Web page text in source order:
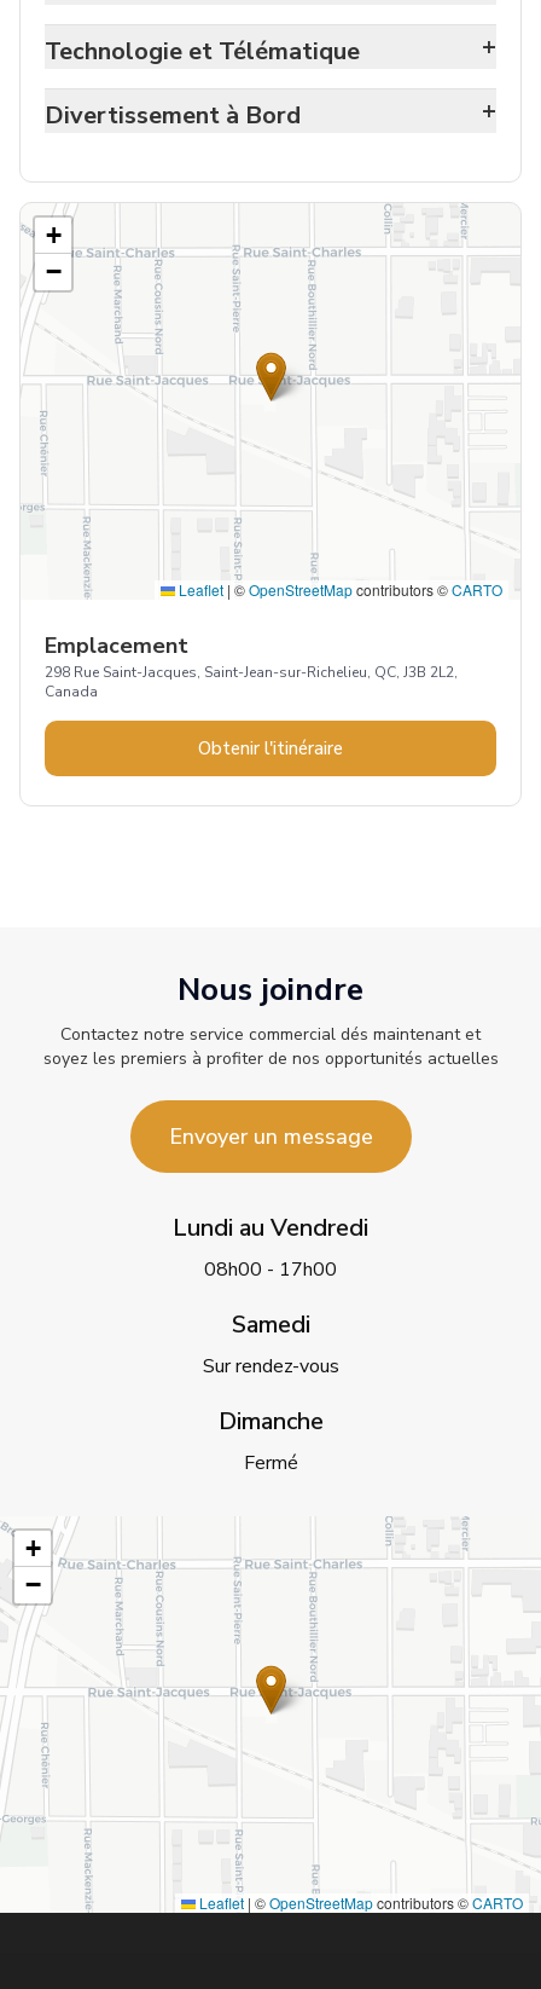
Technologie et Télématique
+
Divertissement à Bord +
+
−
Leaflet | ©OpenStreetMapcontributors ©CARTO
Emplacement
298 Rue Saint-Jacques, Saint-Jean-sur-Richelieu, QC, J3B 2L2,
Canada
Obtenir l'itinéraire
Nous joindre
Contactez notre service commercial dés maintenant et
soyez les premiers à profiter de nos opportunités actuelles
Envoyer un message
Lundi au Vendredi
08h00 - 17h00
Samedi
Sur rendez-vous
Dimanche
Fermé
+
−
Leaflet | ©OpenStreetMapcontributors ©CARTO